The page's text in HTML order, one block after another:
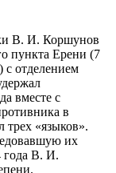
В. И. Коршунов
пункта Ерени (7
с отделением
вместе с
в
трех «языков».
их
года В. И.